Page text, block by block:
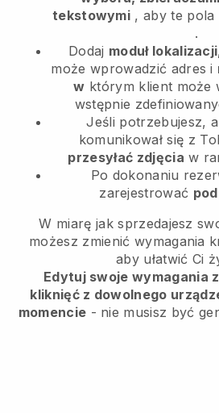
tekstowymi , aby te pola
.
Dodaj moduł
może wprowadzić adres i
w którym klient może
wstępnie
Jeśli potrzebujesz,
komunikował się z
przesyłać zdjęcia w
Po dokonaniu
zarejestrować
W miarę jak sprzedajesz
możesz zmienić wymagania
aby ułatwić Ci
Edytuj swoje wymagania
kliknięć z dowolnego
momencie - nie musisz być